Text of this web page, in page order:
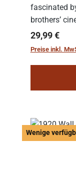
fascinated
brothers’
cinema. In
work: “Le
Regulärer
29,99 €
Preise inkl.
Wenige